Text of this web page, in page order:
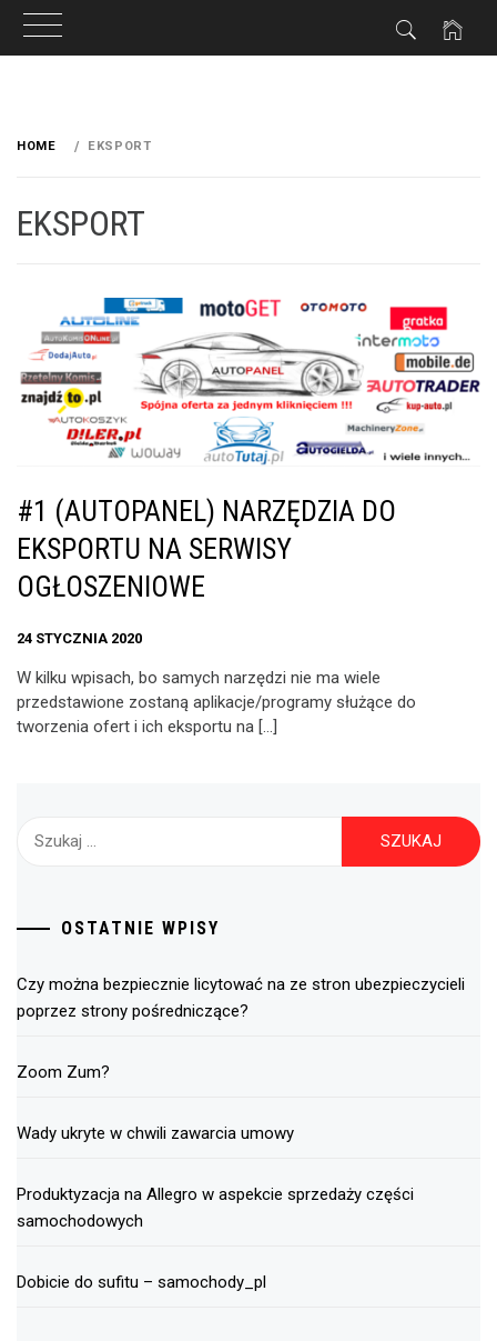
HOME EKSPORT
EKSPORT
#1 (AUTOPANEL) NARZĘDZIA DO
EKSPORTU NA SERWISY
OGŁOSZENIOWE
24 STYCZNIA 2020
W kilku wpisach, bo samych narzędzi nie ma wiele
przedstawione zostaną aplikacje/programy służące do
tworzenia ofert i ich eksportu na […]
Szukaj:
OSTATNIE WPISY
Czy można bezpiecznie licytować na ze stron ubezpieczycieli
poprzez strony pośredniczące?
Zoom Zum?
Wady ukryte w chwili zawarcia umowy
Produktyzacja na Allegro w aspekcie sprzedaży części
samochodowych
Dobicie do sufitu – samochody_pl